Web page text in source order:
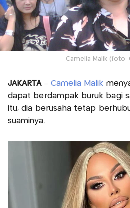
Camelia Malik (foto:
JAKARTA– Camelia Malik
dapat berdampak buruk bagi
itu, dia berusaha tetap
suaminya.